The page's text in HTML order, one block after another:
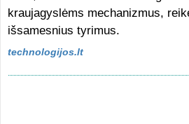
kraujagyslėms mechanizmus,
išsamesnius tyrimus.
technologijos.lt